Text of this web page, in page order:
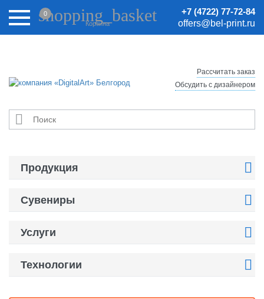
Внимание! Цены на сайте могут быть неактуальными.
Актуальные цены уточняйте у менеджеров.
+7 (4722) 77-72-84
offers@bel-print.ru
shopping_basket
Корзина
0

Рассчитать заказ
Обсудить с дизайнером
Продукция 
Сувениры 
Услуги 
Технологии 